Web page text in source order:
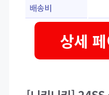
배송비
상세